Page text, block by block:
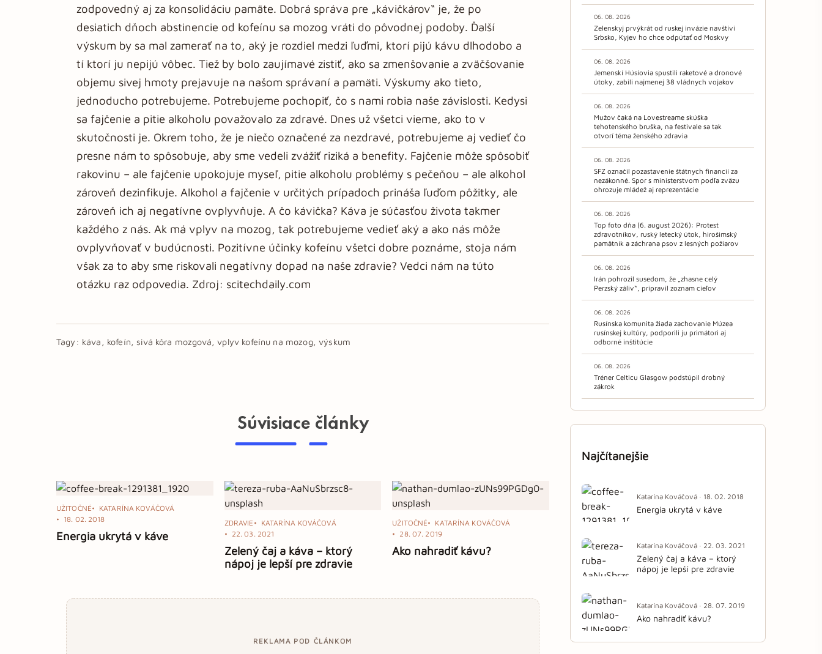
zodpovedný aj za konsolidáciu pamäte. Dobrá správa pre „kávičkárov“ je, že po
desiatich dňoch abstinencie od kofeínu sa mozog vráti do pôvodnej podoby. Ďalší
výskum by sa mal zamerať na to, aký je rozdiel medzi ľuďmi, ktorí pijú kávu dlhodobo a
tí ktorí ju nepijú vôbec. Tiež by bolo zaujímavé zistiť, ako sa zmenšovanie a zväčšovanie
objemu sivej hmoty prejavuje na našom správaní a pamäti. Výskumy ako tieto,
jednoducho potrebujeme. Potrebujeme pochopiť, čo s nami robia naše závislosti. Kedysi
sa fajčenie a pitie alkoholu považovalo za zdravé. Dnes už všetci vieme, ako to v
skutočnosti je. Okrem toho, že je niečo označené za nezdravé, potrebujeme aj vedieť čo
presne nám to spôsobuje, aby sme vedeli zvážiť riziká a benefity. Fajčenie môže spôsobiť
rakovinu – ale fajčenie upokojuje myseľ, pitie alkoholu problémy s pečeňou – ale alkohol
zároveň dezinfikuje. Alkohol a fajčenie v určitých prípadoch prináša ľuďom pôžitky, ale
zároveň ich aj negatívne ovplyvňuje. A čo kávička? Káva je súčasťou života takmer
každého z nás. Ak má vplyv na mozog, tak potrebujeme vedieť aký a ako nás môže
ovplyvňovať v budúcnosti. Pozitívne účinky kofeínu všetci dobre poznáme, stoja nám
však za to aby sme riskovali negatívny dopad na naše zdravie? Vedci nám na túto
otázku raz odpovedia. Zdroj: scitechdaily.com
Tagy: káva, kofeín, sivá kôra mozgová, vplyv kofeínu na mozog, výskum
Súvisiace články
UŽITOČNÉ
KATARÍNA KOVÁČOVÁ
18. 02. 2018
Energia ukrytá v káve
ZDRAVIE
KATARÍNA KOVÁČOVÁ
22. 03. 2021
Zelený čaj a káva – ktorý
nápoj je lepší pre zdravie
UŽITOČNÉ
KATARÍNA KOVÁČOVÁ
28. 07. 2019
Ako nahradiť kávu?
REKLAMA POD ČLÁNKOM
06. 08. 2026
Zelenskyj prvýkrát od ruskej invázie navštívi
Srbsko, Kyjev ho chce odpútať od Moskvy
06. 08. 2026
Jemenskí Húsíovia spustili raketové a dronové
útoky, zabili najmenej 38 vládnych vojakov
06. 08. 2026
Mužov čaká na Lovestreame skúška
tehotenského bruška, na festivale sa tak
otvorí téma ženského zdravia
06. 08. 2026
SFZ označil pozastavenie štátnych financií za
nezákonné. Spor s ministerstvom podľa zväzu
ohrozuje mládež aj reprezentácie
06. 08. 2026
Top foto dňa (6. august 2026): Protest
zdravotníkov, ruský letecký útok, hirošimský
pamätník a záchrana psov z lesných požiarov
06. 08. 2026
Irán pohrozil susedom, že „zhasne celý
Perzský záliv“, pripravil zoznam cieľov
06. 08. 2026
Rusínska komunita žiada zachovanie Múzea
rusínskej kultúry, podporili ju primátori aj
odborné inštitúcie
06. 08. 2026
Tréner Celticu Glasgow podstúpil drobný
zákrok
Najčítanejšie
Katarína Kováčová · 18. 02. 2018
Energia ukrytá v káve
Katarína Kováčová · 22. 03. 2021
Zelený čaj a káva – ktorý
nápoj je lepší pre zdravie
Katarína Kováčová · 28. 07. 2019
Ako nahradiť kávu?